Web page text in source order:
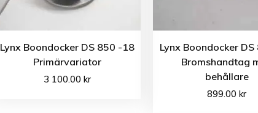
Lynx Boondocker DS 850 -18
Primärvariator
3 100.00 kr
Lynx Boondocker
Bromshandtag
behållare
899.00kr